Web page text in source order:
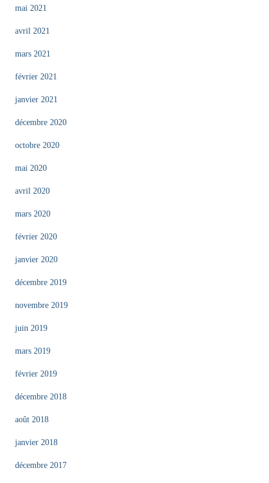
mai 2021
avril 2021
mars 2021
février 2021
janvier 2021
décembre 2020
octobre 2020
mai 2020
avril 2020
mars 2020
février 2020
janvier 2020
décembre 2019
novembre 2019
juin 2019
mars 2019
février 2019
décembre 2018
août 2018
janvier 2018
décembre 2017